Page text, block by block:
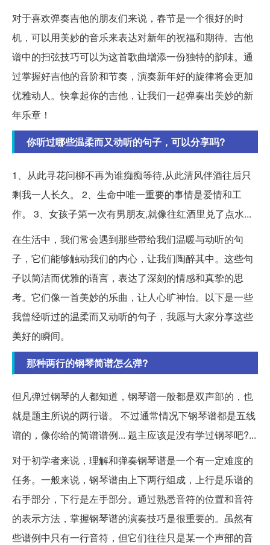
对于喜欢弹奏吉他的朋友们来说，春节是一个很好的时
机，可以用美妙的音乐来表达对新年的祝福和期待。吉他
谱中的扫弦技巧可以为这首歌曲增添一份独特的韵味。通
过掌握好吉他的音阶和节奏，演奏新年好的旋律将会更加
优雅动人。快拿起你的吉他，让我们一起弹奏出美妙的新
年乐章！
你听过哪些温柔而又动听的句子，可以分享吗?
1、从此寻花问柳不再为谁痴痴等待,从此清风伴酒往后只
剩我一人长久。 2、生命中唯一重要的事情是爱情和工
作。 3、女孩子第一次有男朋友,就像往红酒里兑了点水...
在生活中，我们常会遇到那些带给我们温暖与动听的句
子，它们能够触动我们的内心，让我们陶醉其中。这些句
子以简洁而优雅的语言，表达了深刻的情感和真挚的思
考。它们像一首美妙的乐曲，让人心旷神怡。以下是一些
我曾经听过的温柔而又动听的句子，我愿与大家分享这些
美好的瞬间。
那种两行的钢琴简谱怎么弹?
但凡弹过钢琴的人都知道，钢琴谱一般都是双声部的，也
就是题主所说的两行谱。 不过通常情况下钢琴谱都是五线
谱的，像你给的简谱谱例... 题主应该是没有学过钢琴吧?...
对于初学者来说，理解和弹奏钢琴谱是一个有一定难度的
任务。一般来说，钢琴谱由上下两行组成，上行是乐谱的
右手部分，下行是左手部分。通过熟悉音符的位置和音符
的表示方法，掌握钢琴谱的演奏技巧是很重要的。虽然有
些谱例中只有一行音符，但它们往往只是某一个声部的音